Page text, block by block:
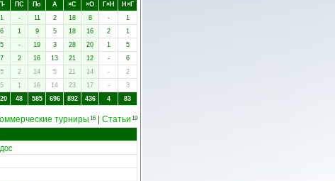
П- ПC Пo А ×C ×O Г×Н
Н×Г
1 - 11 2 18 8 -
1
6 1 9 5 18 16 2
1
5 - 19 3 28 20 1
5
7 2 16 13 21 12 -
6
5 2 14 5 21 14 -
2
5 1 16 14 23 17 -
3
48 585 696 892 436 4 83
турниры 16 Статьи 19